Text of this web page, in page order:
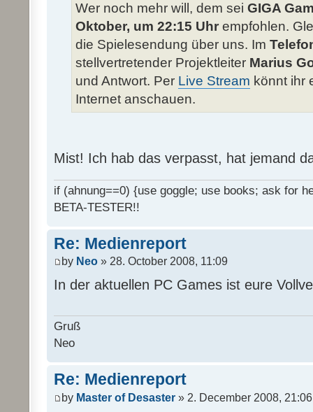
Wer noch mehr will, dem sei GIGA
Oktober, um 22:15 Uhr empfohlen.
die Spielesendung über uns. Im
stellvertretender Projektleiter Marius
und Antwort. Per Live Stream könnt ihr
Internet anschauen.
Mist! Ich hab das verpasst, hat jemand
if (ahnung==0) {use goggle; use books; ask for
BETA-TESTER!!
Re: Medienreport
by Neo » 28. October 2008, 11:09
In der aktuellen PC Games ist eure
Gruß
Neo
Re: Medienreport
by Master of Desaster » 2. December 2008, 21:06